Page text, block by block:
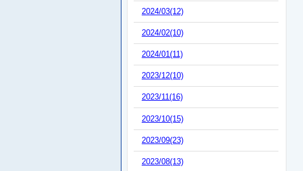
2024/03(12)
2024/02(10)
2024/01(11)
2023/12(10)
2023/11(16)
2023/10(15)
2023/09(23)
2023/08(13)